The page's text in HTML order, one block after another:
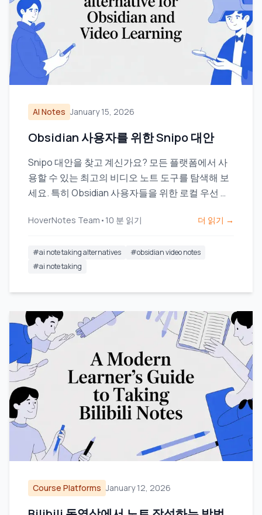
AI Notes January 15, 2026
Obsidian 사용자를 위한 Snipo 대안
Snipo 대안을 찾고 계신가요? 모든 플랫폼에서 사
용할 수 있는 최고의 비디오 노트 도구를 탐색해 보
세요. 특히 Obsidian 사용자들을 위한 로컬 우선 저
HoverNotes Team • 10 분 읽기 더 읽기 →
#ai note taking alternatives #obsidian video notes
#ai note taking
Course Platforms January 12, 2026